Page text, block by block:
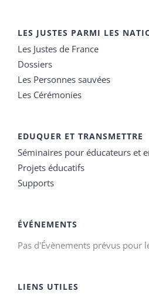
LES JUSTES PARMI LES
Les Justes de France
Dossiers
Les Personnes sauvées
Les Cérémonies
EDUQUER ET TRANSMETTRE
Séminaires pour éducateurs et
Projets éducatifs
Supports
ÉVÉNEMENTS
Pas d'Évènements prévus pour
LIENS UTILES